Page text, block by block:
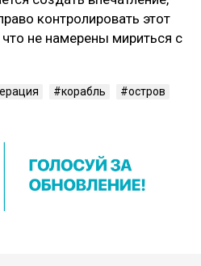
контролировать этот
не намерены мириться с
корабль остров